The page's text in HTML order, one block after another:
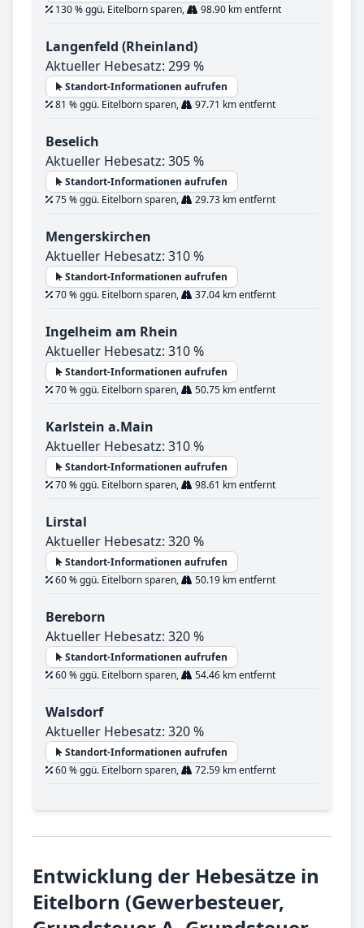
130 % ggü. Eitelborn sparen,
98.90 km entfernt
Langenfeld (Rheinland)
Aktueller Hebesatz: 299 %
Standort-Informationen aufrufen
81 % ggü. Eitelborn sparen,
97.71 km entfernt
Beselich
Aktueller Hebesatz: 305 %
Standort-Informationen aufrufen
75 % ggü. Eitelborn sparen,
29.73 km entfernt
Mengerskirchen
Aktueller Hebesatz: 310 %
Standort-Informationen aufrufen
70 % ggü. Eitelborn sparen,
37.04 km entfernt
Ingelheim am Rhein
Aktueller Hebesatz: 310 %
Standort-Informationen aufrufen
70 % ggü. Eitelborn sparen,
50.75 km entfernt
Karlstein a.Main
Aktueller Hebesatz: 310 %
Standort-Informationen aufrufen
70 % ggü. Eitelborn sparen,
98.61 km entfernt
Lirstal
Aktueller Hebesatz: 320 %
Standort-Informationen aufrufen
60 % ggü. Eitelborn sparen,
50.19 km entfernt
Bereborn
Aktueller Hebesatz: 320 %
Standort-Informationen aufrufen
60 % ggü. Eitelborn sparen,
54.46 km entfernt
Walsdorf
Aktueller Hebesatz: 320 %
Standort-Informationen aufrufen
60 % ggü. Eitelborn sparen,
72.59 km entfernt
Entwicklung der Hebesätze in
Eitelborn (Gewerbesteuer,